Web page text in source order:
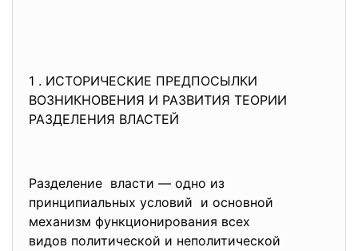
1 . ИСТОРИЧЕСКИЕ ПРЕДПОСЫЛКИ
ВОЗНИКНОВЕНИЯ И РАЗВИТИЯ ТЕОРИИ
РАЗДЕЛЕНИЯ ВЛАСТЕЙ
Разделение власти — одно из
принципиальных условий и основной
механизм функционирования всех
видов политической и неполитической